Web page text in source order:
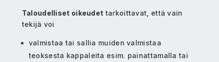
Taloudelliset oikeudet tarkoittavat, että vain
tekijä voi
valmistaa tai sallia muiden valmistaa
teoksesta kappaleita esim. painattamalla tai